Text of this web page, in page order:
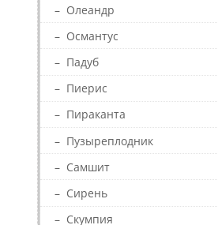
– Олеандр
– Османтус
– Падуб
– Пиерис
– Пираканта
– Пузыреплодник
– Самшит
– Сирень
– Скумпия